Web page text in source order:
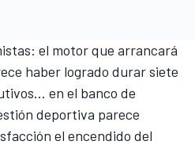
el motor que arrancará
haber logrado durar siete
en el banco de
deportiva parece
el encendido del